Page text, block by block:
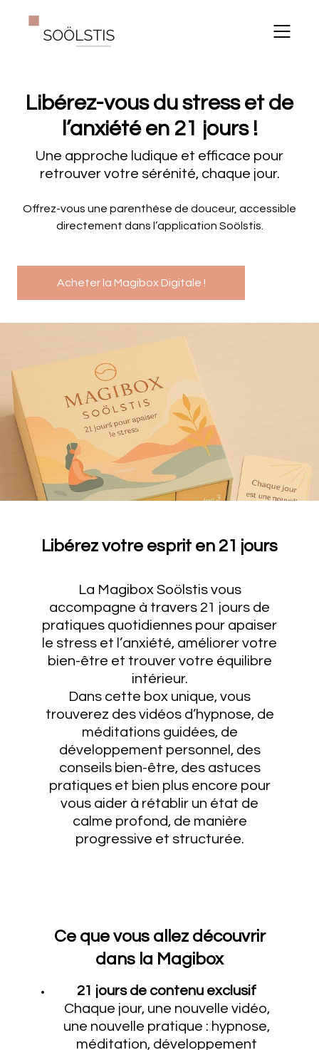
Libérez-vous du stress et de
l’anxiété en 21 jours !
Une approche ludique et efficace pour
retrouver votre sérénité, chaque jour.
Offrez-vous une parenthèse de douceur, accessible
directement dans l’application Soölstis.
Acheter la Magibox Digitale !
Libérez votre esprit en 21 jours
La Magibox Soölstis vous
accompagne à travers 21 jours de
pratiques quotidiennes pour apaiser
le stress et l’anxiété, améliorer votre
bien-être et trouver votre équilibre
intérieur.
Dans cette box unique, vous
trouverez des vidéos d’hypnose, de
méditations guidées, de
développement personnel, des
conseils bien-être, des astuces
pratiques et bien plus encore pour
vous aider à rétablir un état de
calme profond, de manière
progressive et structurée.
Ce que vous allez découvrir
dans la Magibox
21 jours de contenu exclusif
Chaque jour, une nouvelle vidéo,
une nouvelle pratique : hypnose,
méditation, développement